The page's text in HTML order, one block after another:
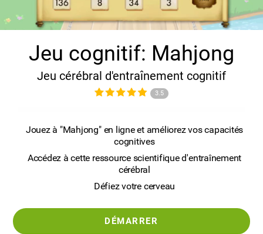
Jeu cognitif: Mahjong
Jeu cérébral d'entraînement cognitif
3.5
Jouez à "Mahjong" en ligne et améliorez vos capacités
cognitives
Accédez à cette ressource scientifique d'entraînement
cérébral
Défiez votre cerveau
DÉMARRER